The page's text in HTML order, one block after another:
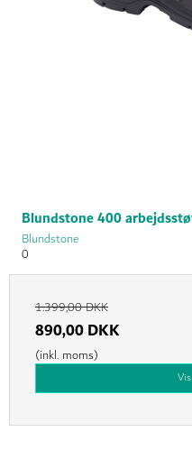
Blundstone 400
Blundstone
0
1.399,00 DKK
890,00 DKK
(inkl. moms)